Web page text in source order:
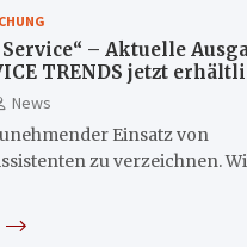
– Aktuelle
TRENDS jetzt
News
Einsatz von
zu verzeichnen.